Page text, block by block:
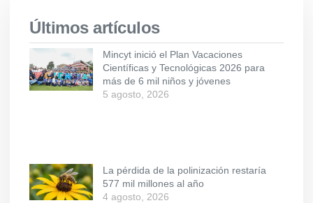
Últimos artículos
Mincyt inició el Plan Vacaciones
Científicas y Tecnológicas 2026 para
más de 6 mil niños y jóvenes
5 agosto, 2026
La pérdida de la polinización restaría
577 mil millones al año
4 agosto, 2026